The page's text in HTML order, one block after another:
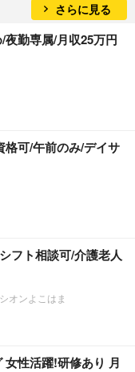
さらに見る
勤専属/月収25万円
格可/午前のみ/デイサ
フト相談可/介護老人
オンよこはま
性活躍!研修あり 月